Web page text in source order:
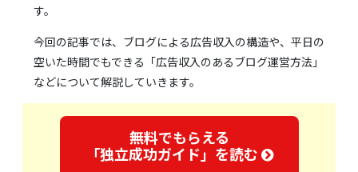
す。
今回の記事では、ブログによる広告収入の構造や、平日の
空いた時間でもできる「広告収入のあるブログ運営方法」
などについて解説していきます。
無料でもらえる
「独立成功ガイド」を読む